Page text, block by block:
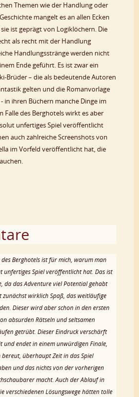
Themen wie der Handlung oder
mangelt es an allen Ecken
ist geprägt von Logiklöchern. Die
als recht mit der Handlung
Handlungsstränge werden nicht
Ende geführt. Es ist zwar ein
Brüder – die als bedeutende Autoren
gelten und die Romanvorlage
in ihren Büchern manche Dinge im
Falle des Berghotels wirkt es aber
unfertiges Spiel veröffentlicht
auch zahlreiche Screenshots von
im Vorfeld veröffentlicht hat, die
des Berghotels ist für mich, warum man
unfertiges Spiel veröffentlicht hat. Das ist
da das Adventure viel Potential gehabt
zunächst wirklich Spaß, das weitläufige
Dieser wird aber schon in den ersten
absurden Rätseln und seltsamen
getrübt. Dieser Eindruck verschärft
und endet in einem unwürdigen Finale,
überhaupt Zeit in das Spiel
und das nichts von der vorherigen
macht. Auch der Ablauf in
verschiedenen Lösungswege hätten tolle